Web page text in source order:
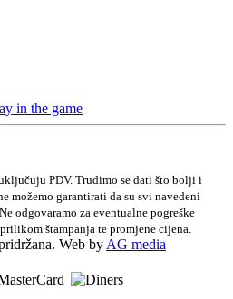
PDV. Trudimo se dati što bolji i
možemo garantirati da su svi navedeni
odgovaramo za eventualne pogreške
štampanja te promjene cijena.
Web by AG media